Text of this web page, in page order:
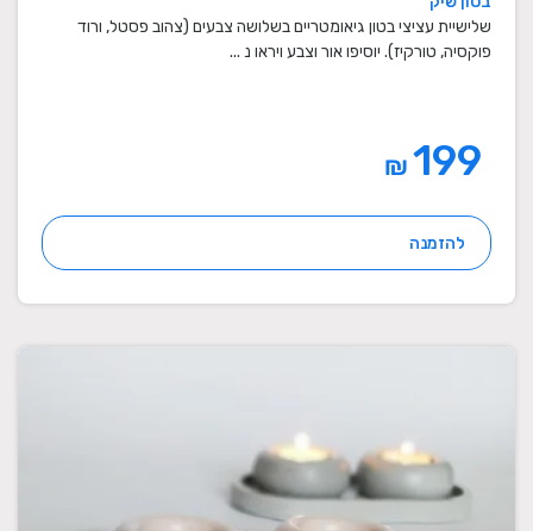
מתנות סוף שנה למורים
שלישיית עציצי בטון גיאומטריים בשלושה צבעים (צהוב פסטל, ורוד
פוקסיה, טורקיז). יוסיפו אור וצבע ויראו נ ...
₪
להזמנה